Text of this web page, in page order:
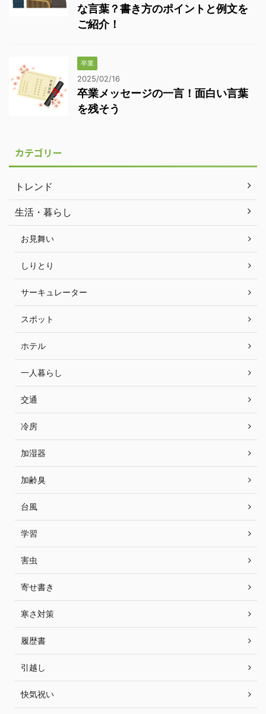
な言葉？書き方のポイントと例文を
ご紹介！
卒業
2025/02/16
卒業メッセージの一言！面白い言葉
を残そう
カテゴリー
トレンド
生活・暮らし
お見舞い
しりとり
サーキュレーター
スポット
ホテル
一人暮らし
交通
冷房
加湿器
加齢臭
台風
学習
害虫
寄せ書き
寒さ対策
履歴書
引越し
快気祝い